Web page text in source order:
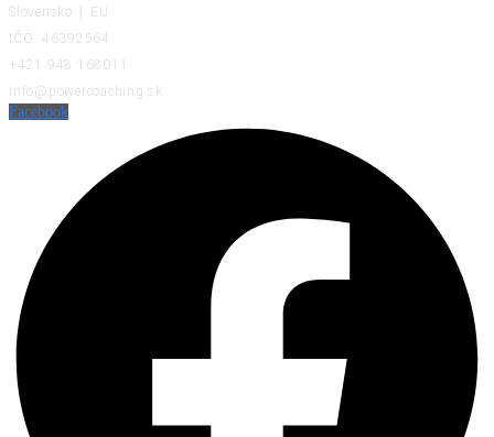
Slovensko │ EU
IČO: 46392564
+421 948 168011
info@powercoaching.sk
Facebook